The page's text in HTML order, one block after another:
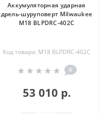
Аккумуляторная ударная
дрель-шуруповерт Milwaukee
M18 BLPDRC-402C
Код товара: M18 BLPDRC-402C
0
53 010 р.